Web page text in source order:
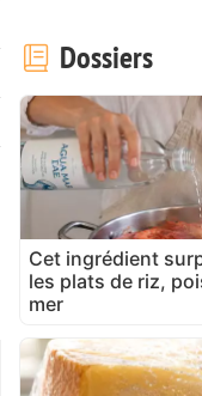
Dossiers
Cet ingrédient
les plats de riz,
mer